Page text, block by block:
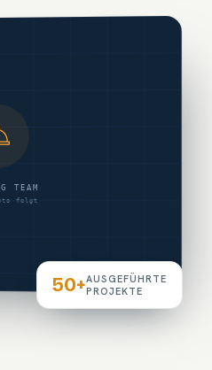
50+AUSGEFÜHRTE
PROJEKTE